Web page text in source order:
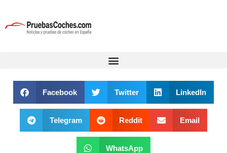
Facebook Twitter LinkedIn
Telegram Reddit Email
WhatsApp